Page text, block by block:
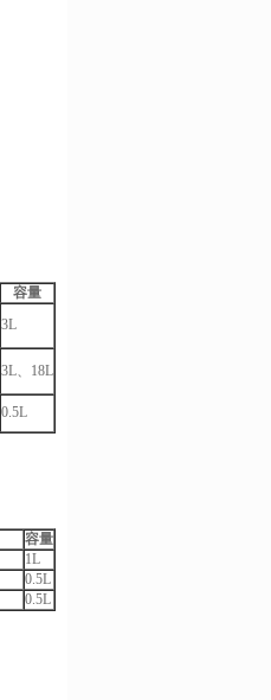
容量
3L
3L、18L
0.5L
容量
1L
0.5L
0.5L